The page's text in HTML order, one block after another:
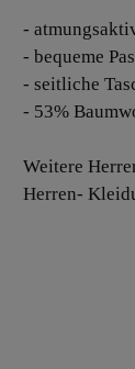
-
- bequeme
- seitliche
- 53%
Weitere
Herren-